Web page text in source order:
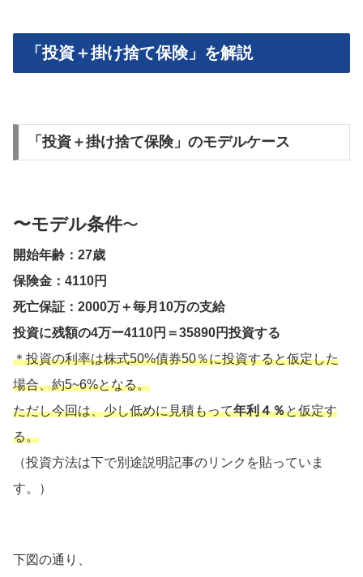
「投資＋掛け捨て保険」を解説
「投資＋掛け捨て保険」のモデルケース
〜モデル条件〜
開始年齢：27歳
保険金：4110円
死亡保証：2000万＋毎月10万の支給
投資に残額の4万ー4110円＝35890円投資する
＊投資の利率は株式50%債券50％に投資すると仮定した
場合、約5~6%となる。
ただし今回は、少し低めに見積もって年利４％と仮定す
る。
（投資方法は下で別途説明記事のリンクを貼っていま
す。）
下図の通り、